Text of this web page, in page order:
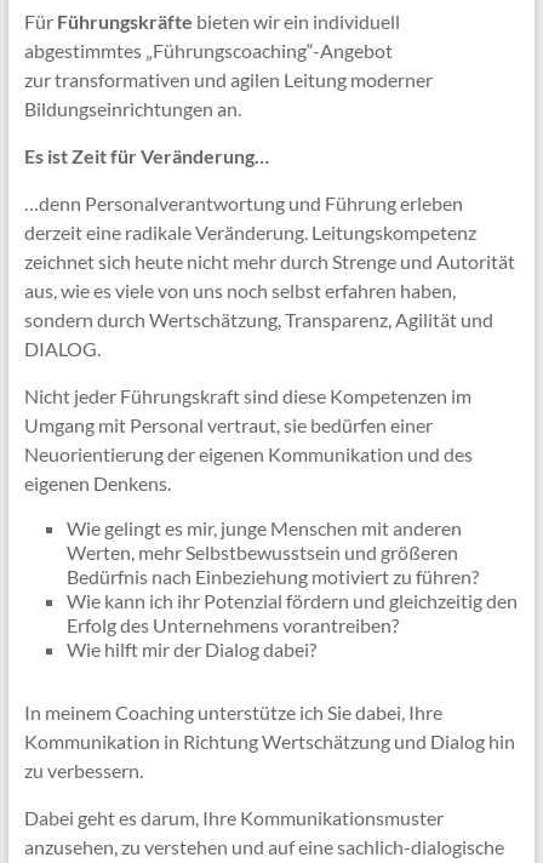
Für Führungskräfte bieten wir ein individuell
abgestimmtes „Führungscoaching“-Angebot
zur transformativen und agilen Leitung moderner
Bildungseinrichtungen an.
Es ist Zeit für Veränderung…
…denn Personalverantwortung und Führung erleben
derzeit eine radikale Veränderung. Leitungskompetenz
zeichnet sich heute nicht mehr durch Strenge und Autorität
aus, wie es viele von uns noch selbst erfahren haben,
sondern durch Wertschätzung, Transparenz, Agilität und
DIALOG.
Nicht jeder Führungskraft sind diese Kompetenzen im
Umgang mit Personal vertraut, sie bedürfen einer
Neuorientierung der eigenen Kommunikation und des
eigenen Denkens.
Wie gelingt es mir, junge Menschen mit anderen
Werten, mehr Selbstbewusstsein und größeren
Bedürfnis nach Einbeziehung motiviert zu führen?
Wie kann ich ihr Potenzial fördern und gleichzeitig den
Erfolg des Unternehmens vorantreiben?
Wie hilft mir der Dialog dabei?
In meinem Coaching unterstütze ich Sie dabei, Ihre
Kommunikation in Richtung Wertschätzung und Dialog hin
zu verbessern.
Dabei geht es darum, Ihre Kommunikationsmuster
anzusehen, zu verstehen und auf eine sachlich-dialogische